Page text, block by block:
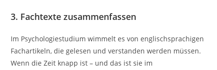
3. Fachtexte zusammenfassen
Im Psychologiestudium wimmelt es von englischsprachigen
Fachartikeln, die gelesen und verstanden werden müssen.
Wenn die Zeit knapp ist – und das ist sie im